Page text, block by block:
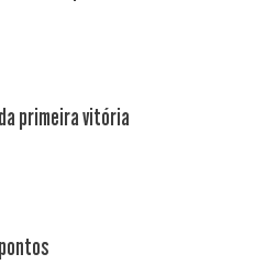
primeira vitória